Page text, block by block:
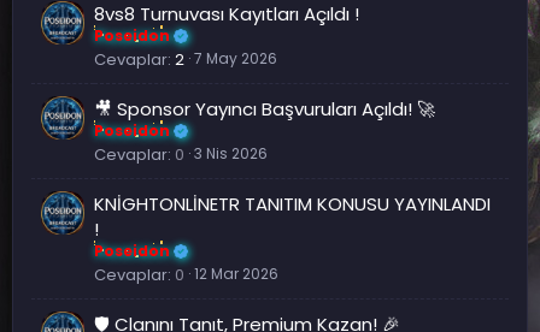
8vs8 Turnuvası Kayıtları Açıldı !
Poseidon
Cevaplar 2 7 May 2026
🎥 Sponsor Yayıncı Başvuruları Açıldı! 🚀
Poseidon
Cevaplar 0 3 Nis 2026
KNİGHTONLİNETR TANITIM KONUSU YAYINLANDI
!
Poseidon
Cevaplar 0 12 Mar 2026
🛡️ Clanını Tanıt, Premium Kazan! 🎉